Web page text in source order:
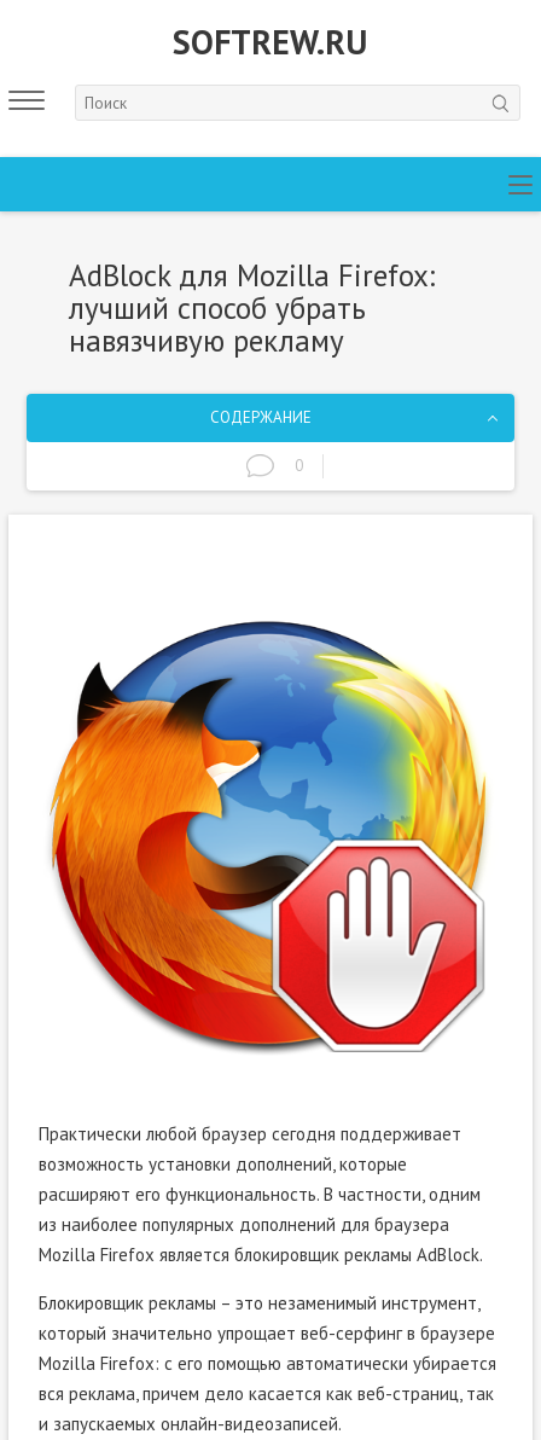
SOFTREW.RU
AdBlock для Mozilla Firefox:
лучший способ убрать
навязчивую рекламу
СОДЕРЖАНИЕ
0
Практически любой браузер сегодня поддерживает
возможность установки дополнений, которые
расширяют его функциональность. В частности, одним
из наиболее популярных дополнений для браузера
Mozilla Firefox является блокировщик рекламы AdBlock.
Блокировщик рекламы – это незаменимый инструмент,
который значительно упрощает веб-серфинг в браузере
Mozilla Firefox: с его помощью автоматически убирается
вся реклама, причем дело касается как веб-страниц, так
и запускаемых онлайн-видеозаписей.